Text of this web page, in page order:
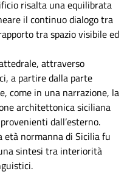
risalta una equilibrata
il continuo dialogo tra
tra spazio visibile ed
attraverso
a partire dalla parte
come in una narrazione, la
architettonica siciliana
dall’esterno.
età normanna di Sicilia fu
sintesi tra interiorità